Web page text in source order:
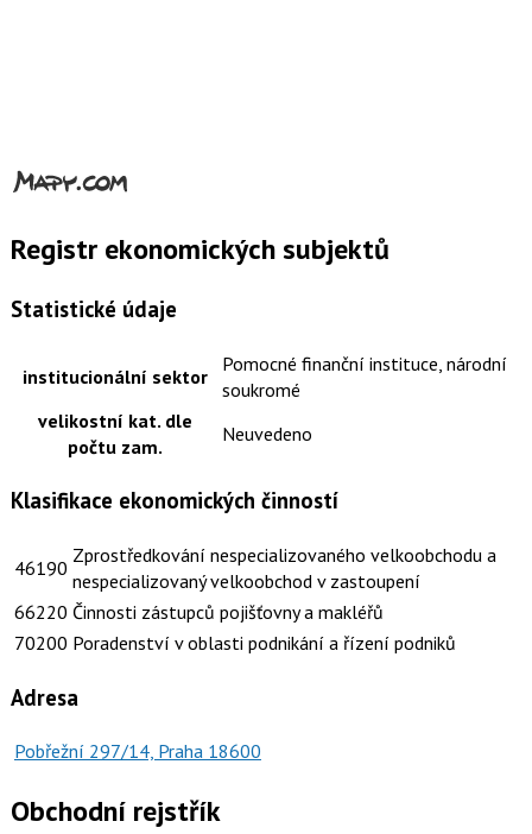
Registr ekonomických subjektů
Statistické údaje
institucionální sektor
Pomocné finanční instituce, národní
soukromé
velikostní kat. dle
počtu zam.
Neuvedeno
Klasifikace ekonomických činností
46190
Zprostředkování nespecializovaného velkoobchodu a
nespecializovaný velkoobchod v zastoupení
66220 Činnosti zástupců pojišťovny a makléřů
70200 Poradenství v oblasti podnikání a řízení podniků
Adresa
Pobřežní 297/14, Praha 18600
Obchodní rejstřík